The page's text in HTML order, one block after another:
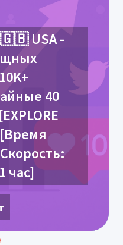
USA -
40
[Время
час]